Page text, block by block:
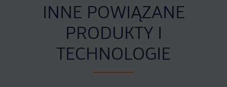
INNE POWIĄZANE
PRODUKTY I
TECHNOLOGIE